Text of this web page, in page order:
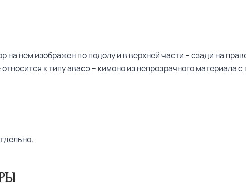
на нем изображен по подолу и в верхней части – сзади на
к типу авасэ – кимоно из непрозрачного материала